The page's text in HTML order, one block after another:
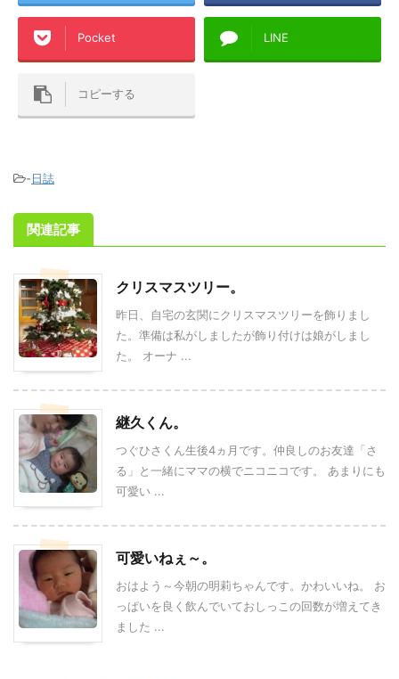
Pocket LINE
コピーする
-日誌
関連記事
クリスマスツリー。
昨日、自宅の玄関にクリスマスツリーを飾りまし
た。準備は私がしましたが飾り付けは娘がしまし
た。 オーナ ...
継久くん。
つぐひさくん生後4ヵ月です。仲良しのお友達「さ
る」と一緒にママの横でニコニコです。 あまりにも
可愛い ...
可愛いねぇ～。
おはよう～今朝の明莉ちゃんです。かわいいね。 お
っぱいを良く飲んでいておしっこの回数が増えてき
ました ...